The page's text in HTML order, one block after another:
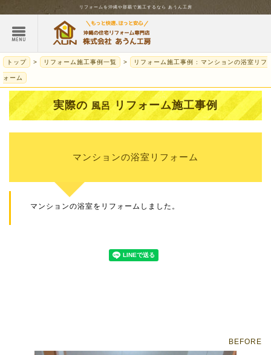
リフォームを 沖縄や那覇で施工するなら あうん工房
トップ リフォーム施工事例一覧 リフォーム施工事例 : マンションの浴室リフ
ォーム
実際の 風呂 リフォーム施工事例
マンションの浴室リフォーム
マンションの浴室をリフォームしました。